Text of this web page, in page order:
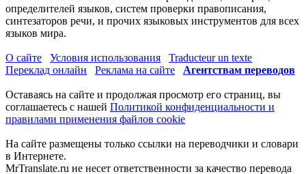
определителей языков, систем проверки правописания,
синтезаторов речи, и прочих языковых инструментов для всех
языков мира.
О сайте Условия использования
Traducteur un texte
Переклад онлайн
Реклама на сайте Агентствам переводов
Оставаясь на сайте и продолжая просмотр его страниц, вы
соглашаетесь с нашей Политикой конфиденциальности и
правилами применения файлов cookie
На сайте размещены только ссылки на переводчики и словари
в Интернете.
MrTranslate.ru не несет ответственности за качество перевода